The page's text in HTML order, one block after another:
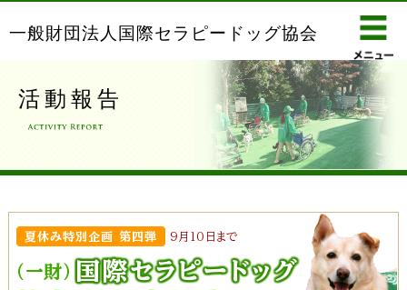
一般財団法人国際セラピードッグ協会
活動報告
夏休み特別企画 第四弾 9月10日まで
(一財) 国際セラピードッグ